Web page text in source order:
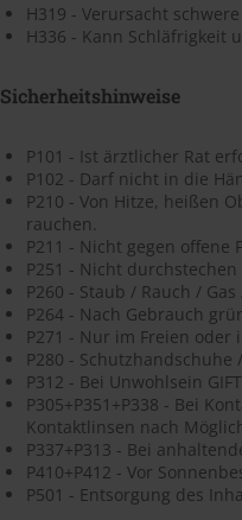
H319 - Verursacht
H336 - Kann Schläfrigkeit
Sicherheitshinweise
P101 - Ist ärztlicher Rat
P102 - Darf nicht in die
P210 - Von Hitze, heißen
rauchen.
P211 - Nicht gegen
P251 - Nicht
P260 - Staub / Rauch /
P264 - Nach Gebrauch
P271 - Nur im Freien
P280 -
P312 - Bei Unwohlsein
P305+P351+P338 - Bei
Kontaktlinsen nach
P337+P313 - Bei
P410+P412 - Vor
P501 - Entsorgung des